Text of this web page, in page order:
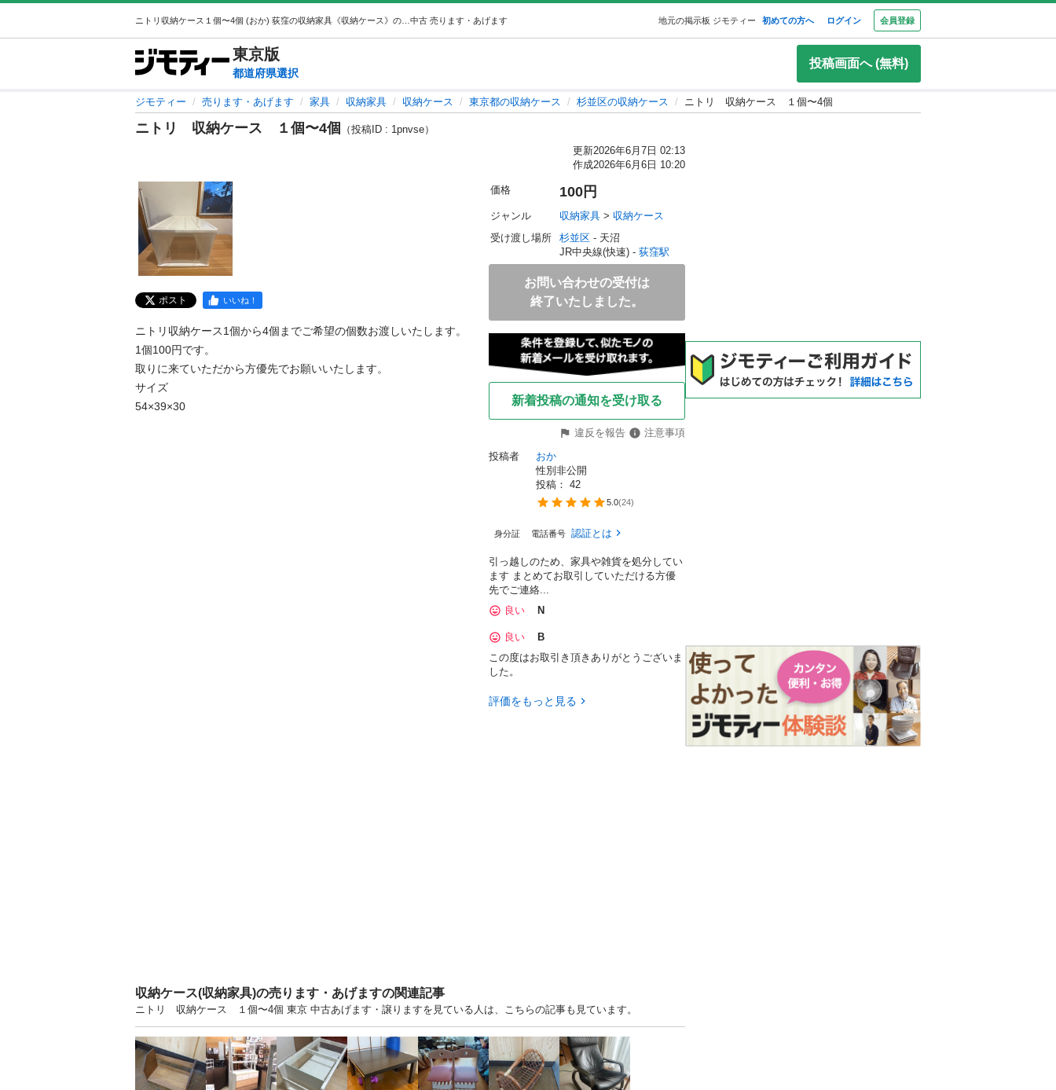
中古 売ります・あげます 地元の掲示板 ジモティー 初めての方へ ログイン 会員登録
東京版
都道府県選択
投稿画面へ (無料)
ジモティー 売ります・あげます 家具 収納家具 収納ケース 東京都の収納ケース 杉並区の収納ケース ニトリ 収納ケース １個〜4個
ニトリ 収納ケース １個〜4個
（投稿ID : 1pnvse）
更新2026年6月7日 02:13
作成2026年6月6日 10:20
ポスト いいね！
ニトリ収納ケース1個から4個までご希望の個数お渡しいたします。
1個100円です。
取りに来ていただから方優先でお願いいたします。
サイズ
54×39×30
価格 100円
ジャンル 収納家具 > 収納ケース
受け渡し場所
杉並区 - 天沼
JR中央線(快速) - 荻窪駅
お問い合わせの受付は
終了いたしました。
新着投稿の通知を受け取る
違反を報告
注意事項
投稿者
おか
性別非公開
投稿： 42
5.0(24)
身分証 電話番号 認証とは
引っ越しのため、家具や雑貨を処分してい
ます まとめてお取引していただける方優
先でご連絡...
良い
N
良い
B
この度はお取引き頂きありがとうございま
した。
評価をもっと見る
収納ケース(収納家具)の売ります・あげますの関連記事
ニトリ 収納ケース １個〜4個 東京 中古あげます・譲りますを見ている人は、こちらの記事も見ています。